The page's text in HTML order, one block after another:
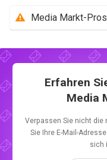
Media Markt-
Erfahren
Media
Verpassen Sie nicht die
Sie Ihre E-Mail-
sich